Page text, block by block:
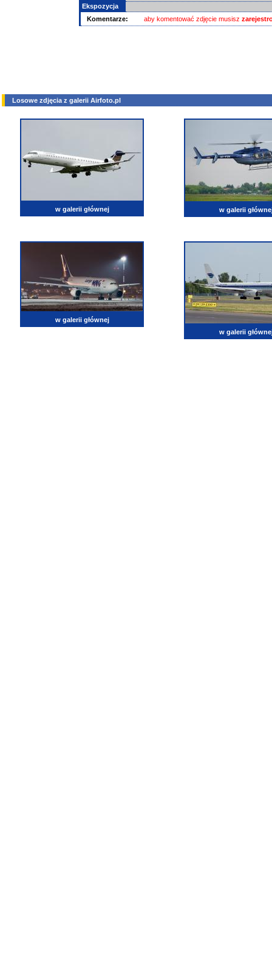
Ekspozycja
Komentarze:
aby komentować zdjęcie musisz
Losowe zdjęcia z galerii Airfoto.pl
w galerii głównej w galerii
w galerii głównej
w galerii